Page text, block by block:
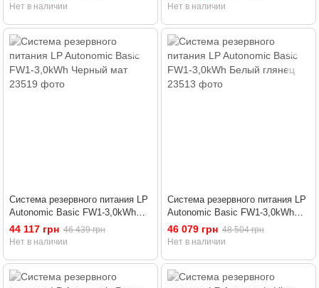
Нет в наличии
Нет в наличии
Система резервного питания LP
Autonomic Basic FW1-3,0kWh
Черный мат
44 117 грн 46 439 грн
Нет в наличии
Система резервного питания LP
Autonomic Basic FW1-3,0kWh
Белый глянец
46 079 грн 48 504 грн
Нет в наличии